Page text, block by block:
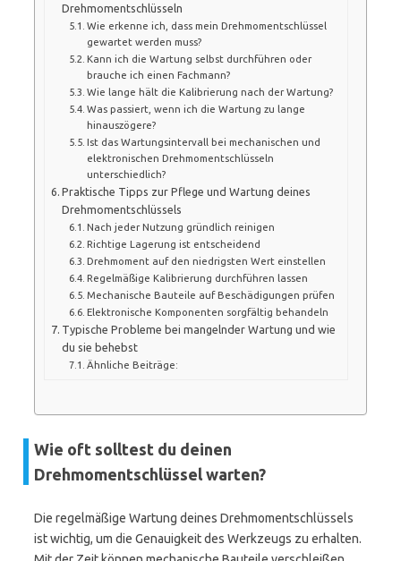
Drehmomentschlüsseln
Wie erkenne ich, dass mein Drehmomentschlüssel
gewartet werden muss?
Kann ich die Wartung selbst durchführen oder
brauche ich einen Fachmann?
Wie lange hält die Kalibrierung nach der Wartung?
Was passiert, wenn ich die Wartung zu lange
hinauszögere?
Ist das Wartungsintervall bei mechanischen und
elektronischen Drehmomentschlüsseln
unterschiedlich?
Praktische Tipps zur Pflege und Wartung deines
Drehmomentschlüssels
Nach jeder Nutzung gründlich reinigen
Richtige Lagerung ist entscheidend
Drehmoment auf den niedrigsten Wert einstellen
Regelmäßige Kalibrierung durchführen lassen
Mechanische Bauteile auf Beschädigungen prüfen
Elektronische Komponenten sorgfältig behandeln
Typische Probleme bei mangelnder Wartung und wie
du sie behebst
Ähnliche Beiträge:
Wie oft solltest du deinen
Drehmomentschlüssel warten?
Die regelmäßige Wartung deines Drehmomentschlüssels
ist wichtig, um die Genauigkeit des Werkzeugs zu erhalten.